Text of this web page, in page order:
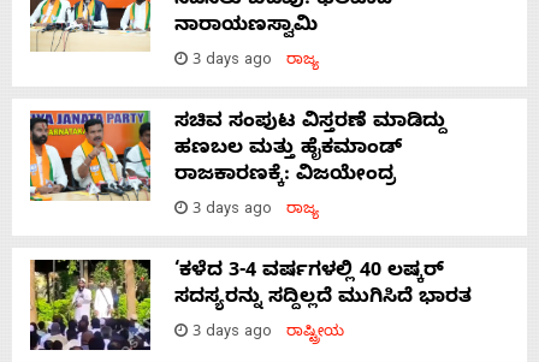
ನಾರಾಯಣಸ್ವಾಮಿ
3 days ago ರಾಜ್ಯ
ಸಚಿವ ಸಂಪುಟ ವಿಸ್ತರಣೆ ಮಾಡಿದ್ದು
ಹಣಬಲ ಮತ್ತು ಹೈಕಮಾಂಡ್
ರಾಜಕಾರಣಕ್ಕೆ: ವಿಜಯೇಂದ್ರ
3 days ago ರಾಜ್ಯ
‘ಕಳೆದ 3-4 ವರ್ಷಗಳಲ್ಲಿ 40 ಲಷ್ಕರ್
ಸದಸ್ಯರನ್ನು ಸದ್ದಿಲ್ಲದೆ ಮುಗಿಸಿದೆ ಭಾರತ
3 days ago ರಾಷ್ಟ್ರೀಯ